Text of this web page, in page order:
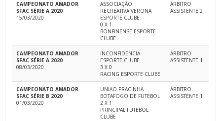
CAMPEONATO AMADOR
SFAC SÉRIE A 2020
15/03/2020
ASSOCIAÇÃO
RECREATIVA VERONA
ESPORTE CLUBE
0 X 1
BONFINENSE ESPORTE
CLUBE
ÁRBITRO
ASSISTENTE 2
CAMPEONATO AMADOR
SFAC SÉRIE A 2020
08/03/2020
INCONFIDENCIA
ESPORTE CLUBE
3 X 0
RACING ESPORTE CLUBE
ÁRBITRO
ASSISTENTE 1
CAMPEONATO AMADOR
SFAC SÉRIE B 2020
01/03/2020
UNIAO PRACINHA
BOTAFOGO DE FUTEBOL
2 X 1
PRINCIPAL FUTEBOL
CLUBE
ÁRBITRO
ASSISTENTE 1